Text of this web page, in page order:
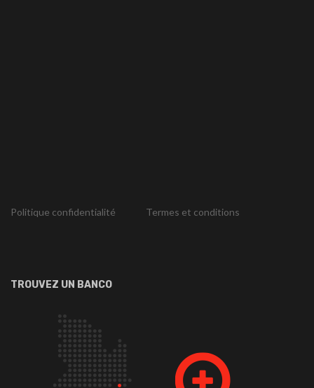
Politique confidentialité Termes et conditions
TROUVEZ UN BANCO